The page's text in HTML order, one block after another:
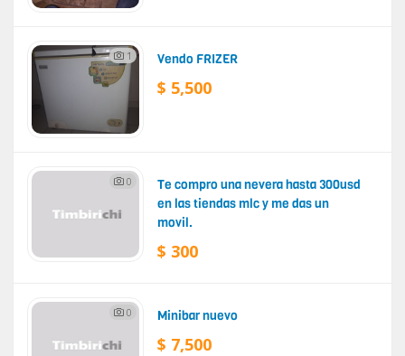
1 Vendo FRIZER
$ 5,500
0
Te compro una nevera hasta 300usd
en las tiendas mlc y me das un
movil.
$ 300
0 Minibar nuevo
$ 7,500